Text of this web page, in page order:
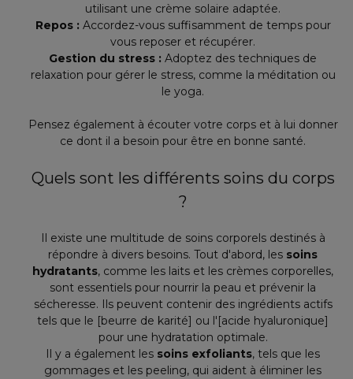
utilisant une crème solaire adaptée.
Repos : Accordez-vous suffisamment de temps pour
vous reposer et récupérer.
Gestion du stress : Adoptez des techniques de
relaxation pour gérer le stress, comme la méditation ou
le yoga.
Pensez également à écouter votre corps et à lui donner
ce dont il a besoin pour être en bonne santé.
Quels sont les différents soins du corps
?
Il existe une multitude de soins corporels destinés à
répondre à divers besoins. Tout d'abord, les soins
hydratants, comme les laits et les crèmes corporelles,
sont essentiels pour nourrir la peau et prévenir la
sécheresse. Ils peuvent contenir des ingrédients actifs
tels que le [beurre de karité] ou l'[acide hyaluronique]
pour une hydratation optimale.
Il y a également les soins exfoliants, tels que les
gommages et les peeling, qui aident à éliminer les